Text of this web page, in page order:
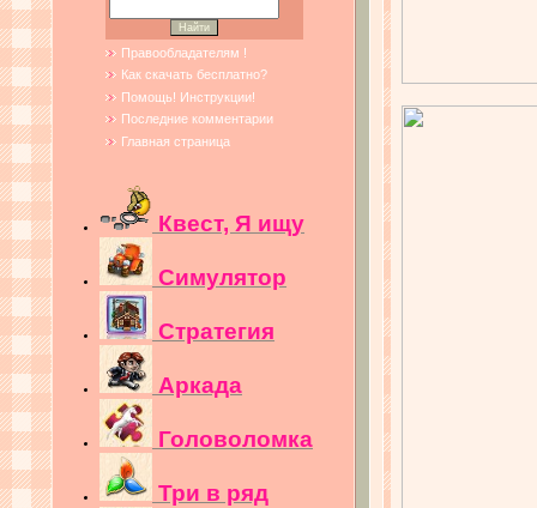
Правообладателям !
Как скачать бесплатно?
Помощь! Инструкции!
Последние комментарии
Главная страница
Квест, Я ищу
Симулятор
Стратегия
Аркада
Головоломка
Три в ряд